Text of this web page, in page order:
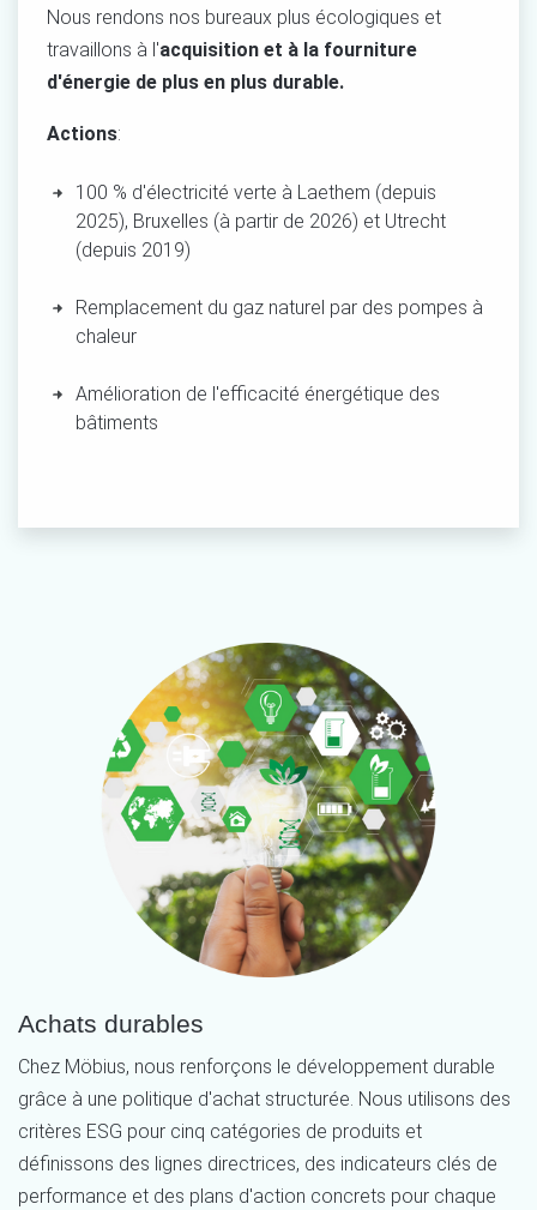
Nous rendons nos bureaux plus écologiques et
travaillons à l'acquisition et à la fourniture
d'énergie de plus en plus durable.
Actions:
100 % d'électricité verte à Laethem (depuis
2025), Bruxelles (à partir de 2026) et Utrecht
(depuis 2019)
Remplacement du gaz naturel par des pompes à
chaleur
Amélioration de l'efficacité énergétique des
bâtiments
Achats durables
Chez Möbius, nous renforçons le développement durable
grâce à une politique d'achat structurée. Nous utilisons des
critères ESG pour cinq catégories de produits et
définissons des lignes directrices, des indicateurs clés de
performance et des plans d'action concrets pour chaque